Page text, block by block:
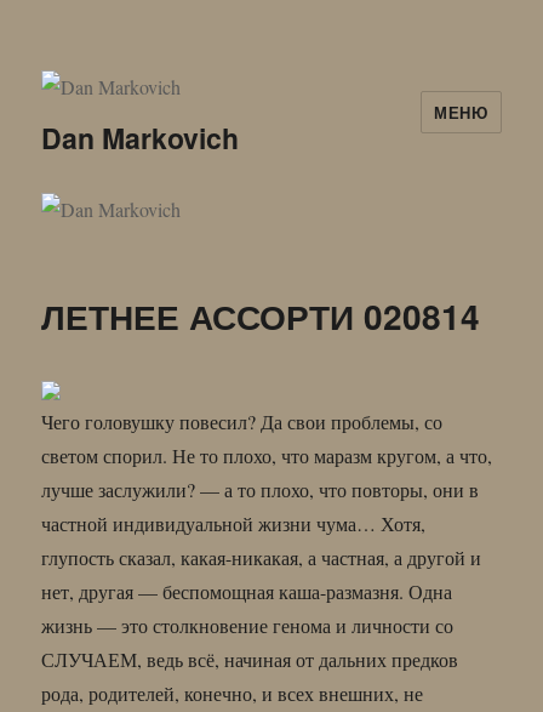
Dan Markovich
МЕНЮ
ЛЕТНЕЕ АССОРТИ 020814
Чего головушку повесил? Да свои проблемы, со
светом спорил. Не то плохо, что маразм кругом, а что,
лучше заслужили? — а то плохо, что повторы, они в
частной индивидуальной жизни чума… Хотя,
глупость сказал, какая-никакая, а частная, а другой и
нет, другая — беспомощная каша-размазня. Одна
жизнь — это столкновение генома и личности со
СЛУЧАЕМ, ведь всё, начиная от дальних предков
рода, родителей, конечно, и всех внешних, не